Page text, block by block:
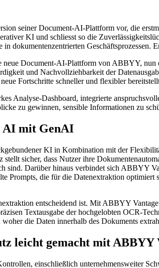
seiner Document-AI-Plattform vor, die
KI und schliesst so die
dokumentenzentrierten
Document-AI-Plattform von ABBYY,
und Nachvollziehbarkeit der
Fortschritte schneller und flexibler
Analyse-Dashboard, integrierte
zu gewinnen, sensible Informationen zu
AI mit GenAI
KI in Kombination mit der
sicher, dass Nutzer ihre
sind. Darüber hinaus verbindet sich ABBYY
Prompts, die für die Datenextraktion
entscheidend ist. Mit ABBYY
Textausgabe der hochgelobten OCR-
die Daten innerhalb des Dokuments
leicht gemacht mit ABBYY
einschließlich unternehmensweiter